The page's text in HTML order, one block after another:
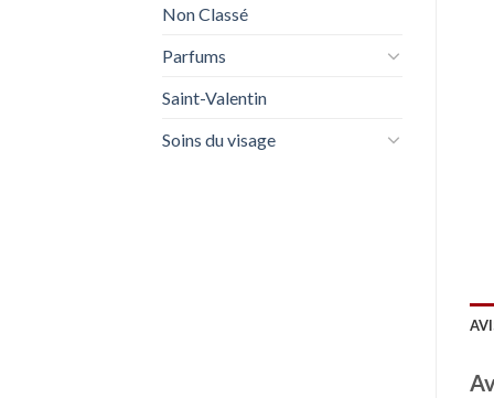
Non Classé
Parfums
Saint-Valentin
Soins du visage